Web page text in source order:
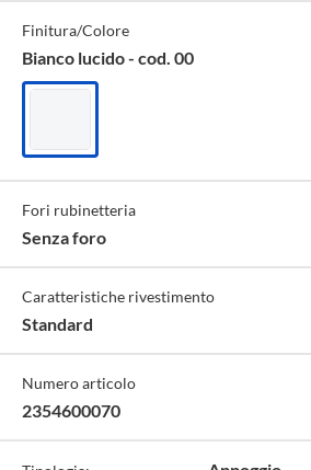
Specifiche
Tecniche
Finitura/Colore
Bianco lucido - cod. 00
Bianco
lucido
cod.
00
Fori rubinetteria
Senza foro
Caratteristiche rivestimento
Standard
Numero articolo
2354600070